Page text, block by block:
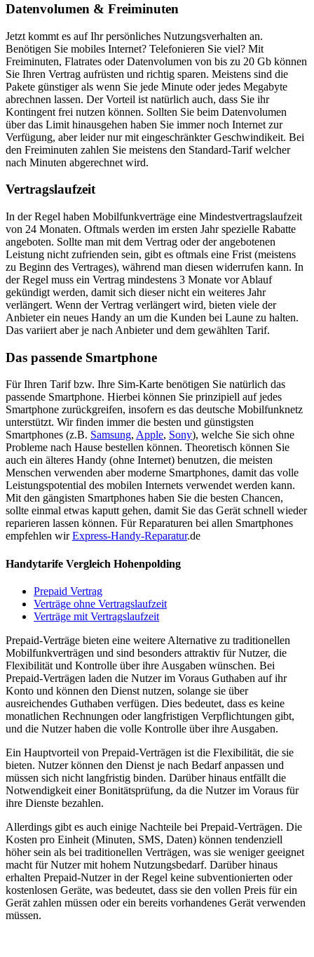
Datenvolumen & Freiminuten
Jetzt kommt es auf Ihr persönliches Nutzungsverhalten an.
Benötigen Sie mobiles Internet? Telefonieren Sie viel? Mit
Freiminuten, Flatrates oder Datenvolumen von bis zu 20 Gb können
Sie Ihren Vertrag aufrüsten und richtig sparen. Meistens sind die
Pakete günstiger als wenn Sie jede Minute oder jedes Megabyte
abrechnen lassen. Der Vorteil ist natürlich auch, dass Sie ihr
Kontingent frei nutzen können. Sollten Sie beim Datenvolumen
über das Limit hinausgehen haben Sie immer noch Internet zur
Verfügung, aber leider nur mit eingeschränkter Geschwindikeit. Bei
den Freiminuten zahlen Sie meistens den Standard-Tarif welcher
nach Minuten abgerechnet wird.
Vertragslaufzeit
In der Regel haben Mobilfunkverträge eine Mindestvertragslaufzeit
von 24 Monaten. Oftmals werden im ersten Jahr spezielle Rabatte
angeboten. Sollte man mit dem Vertrag oder der angebotenen
Leistung nicht zufrienden sein, gibt es oftmals eine Frist (meistens
zu Beginn des Vertrages), während man diesen widerrufen kann. In
der Regel muss ein Vertrag mindestens 3 Monate vor Ablauf
gekündigt werden, damit sich dieser nicht ein weiteres Jahr
verlängert. Wenn der Vertrag verlängert wird, bieten viele der
Anbieter ein neues Handy an um die Kunden bei Laune zu halten.
Das variiert aber je nach Anbieter und dem gewählten Tarif.
Das passende Smartphone
Für Ihren Tarif bzw. Ihre Sim-Karte benötigen Sie natürlich das
passende Smartphone. Hierbei können Sie prinzipiell auf jedes
Smartphone zurückgreifen, insofern es das deutsche Mobilfunknetz
unterstützt. Wir finden immer die besten und günstigsten
Smartphones (z.B. Samsung, Apple, Sony), welche Sie sich ohne
Probleme nach Hause bestellen können. Theoretisch können Sie
auch ein älteres Handy (ohne Internet) benutzen, die meisten
Menschen verwenden aber moderne Smartphones, damit das volle
Leistungspotential des mobilen Internets verwendet werden kann.
Mit den gängisten Smartphones haben Sie die besten Chancen,
sollte einmal etwas kaputt gehen, damit Sie das Gerät schnell wieder
reparieren lassen können. Für Reparaturen bei allen Smartphones
empfehlen wirExpress-Handy-Reparatur.de
Handytarife Vergleich Hohenpolding
Prepaid Vertrag
Verträge ohne Vertragslaufzeit
Verträge mit Vertragslaufzeit
Prepaid-Verträge bieten eine weitere Alternative zu traditionellen
Mobilfunkverträgen und sind besonders attraktiv für Nutzer, die
Flexibilität und Kontrolle über ihre Ausgaben wünschen. Bei
Prepaid-Verträgen laden die Nutzer im Voraus Guthaben auf ihr
Konto und können den Dienst nutzen, solange sie über
ausreichendes Guthaben verfügen. Dies bedeutet, dass es keine
monatlichen Rechnungen oder langfristigen Verpflichtungen gibt,
und die Nutzer haben die volle Kontrolle über ihre Ausgaben.
Ein Hauptvorteil von Prepaid-Verträgen ist die Flexibilität, die sie
bieten. Nutzer können den Dienst je nach Bedarf anpassen und
müssen sich nicht langfristig binden. Darüber hinaus entfällt die
Notwendigkeit einer Bonitätsprüfung, da die Nutzer im Voraus für
ihre Dienste bezahlen.
Allerdings gibt es auch einige Nachteile bei Prepaid-Verträgen. Die
Kosten pro Einheit (Minuten, SMS, Daten) können tendenziell
höher sein als bei traditionellen Verträgen, was sie weniger geeignet
macht für Nutzer mit hohem Nutzungsbedarf. Darüber hinaus
erhalten Prepaid-Nutzer in der Regel keine subventionierten oder
kostenlosen Geräte, was bedeutet, dass sie den vollen Preis für ein
Gerät zahlen müssen oder ein bereits vorhandenes Gerät verwenden
müssen.